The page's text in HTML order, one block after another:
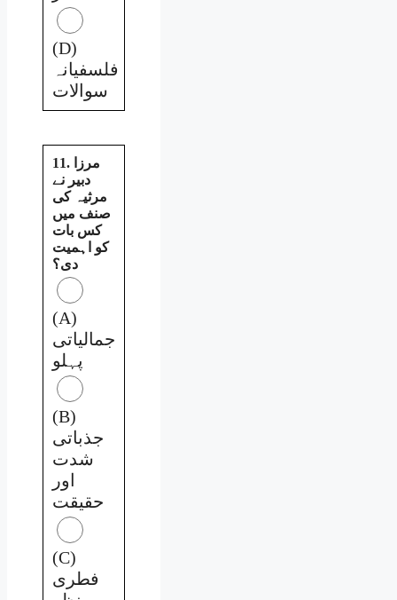
(D)
فلسفیانہ
سوالات
11. مرزا
دبیر نے
مرثیہ کی
صنف میں
کس بات
کو اہمیت
دی؟
(A)
جمالیاتی
پہلو
(B)
جذباتی
شدت
اور
حقیقت
(C)
فطری